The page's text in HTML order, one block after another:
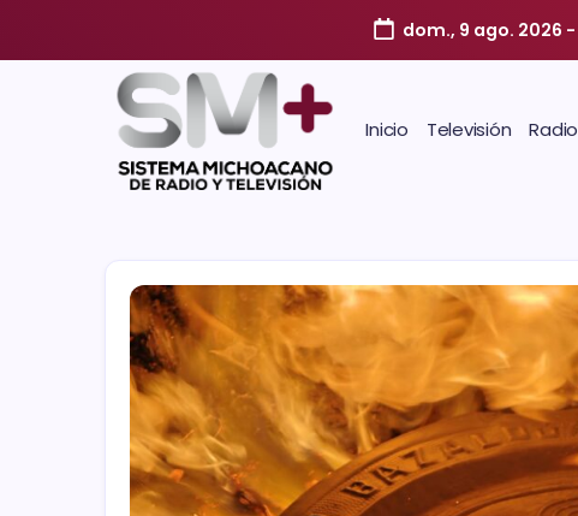
dom., 9 ago. 2026 -
Inicio Televisión Radio